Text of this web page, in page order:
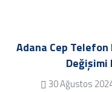
Adana Cep Telefon
Değişimi
30 Ağustos